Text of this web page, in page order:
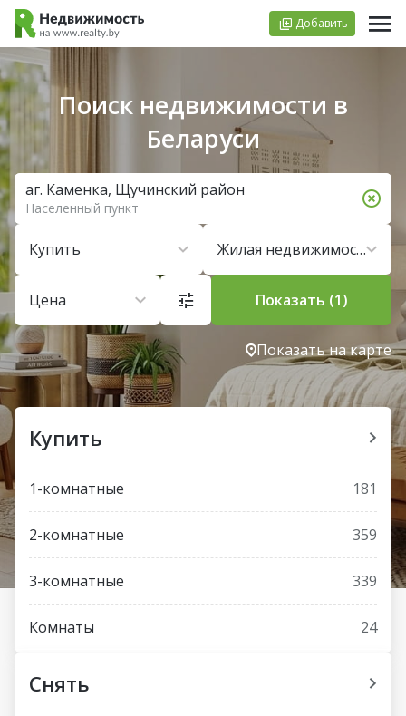
Добавить
Поиск недвижимости в
Беларуси
Купить Жилая недвижимость
Цена
аг. Каменка, Щучинский район
Населенный пункт
Показать (1)
Показать на карте
Купить
1-комнатные 181
2-комнатные 359
3-комнатные 339
Комнаты 24
Снять